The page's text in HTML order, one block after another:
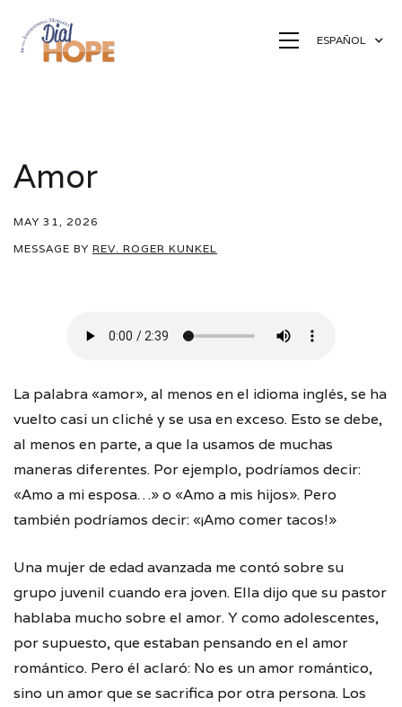
ESPAÑOL
Amor
MAY 31, 2026
MESSAGE BY REV. ROGER KUNKEL
La palabra «amor», al menos en el idioma inglés, se ha
vuelto casi un cliché y se usa en exceso. Esto se debe,
al menos en parte, a que la usamos de muchas
maneras diferentes. Por ejemplo, podríamos decir:
«Amo a mi esposa…» o «Amo a mis hijos». Pero
también podríamos decir: «¡Amo comer tacos!»
Una mujer de edad avanzada me contó sobre su
grupo juvenil cuando era joven. Ella dijo que su pastor
hablaba mucho sobre el amor. Y como adolescentes,
por supuesto, que estaban pensando en el amor
romántico. Pero él aclaró: No es un amor romántico,
sino un amor que se sacrifica por otra persona. Los